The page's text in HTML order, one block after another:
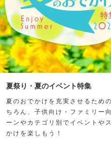
夏祭り・夏のイベント特集
夏のおでかけを充実させるため
ちろん、子供向け・ファミリー
ーンやカテゴリ別でイベントや
かけを楽しもう！